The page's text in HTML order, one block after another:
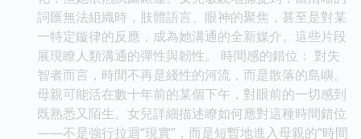
詞匯無法組織時，肢體語言、眼神的聚焦，甚至是對某
一特定鏇律的反應，成為她溝通的全新媒介。這些片段
展現瞭人類溝通的彈性與韌性。 時間感的錯位： 對失
智者而言，時間不再是綫性的河流，而是散落的島嶼。
母親可能活在數十年前的某個下午，對眼前的一切感到
既熟悉又陌生。女兒詳細描述瞭如何應對這種時間錯位
——不是強行拉迴“現實”，而是短暫地進入母親的“時間